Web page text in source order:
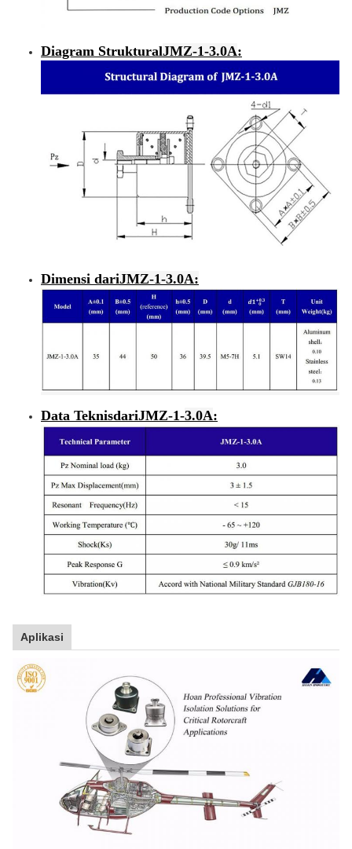
Diagram StrukturalJMZ-1-3.0A:
Dimensi dariJMZ-1-3.0A:
Data TeknisdariJMZ-1-3.0A:
Aplikasi